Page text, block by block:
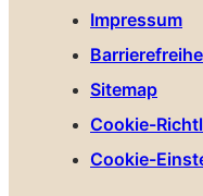
Impressum
Sitemap
Cookie-
Cookie-